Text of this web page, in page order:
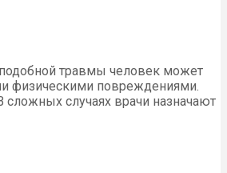
травмы человек может
физическими повреждениями.
сложных случаях врачи назначают